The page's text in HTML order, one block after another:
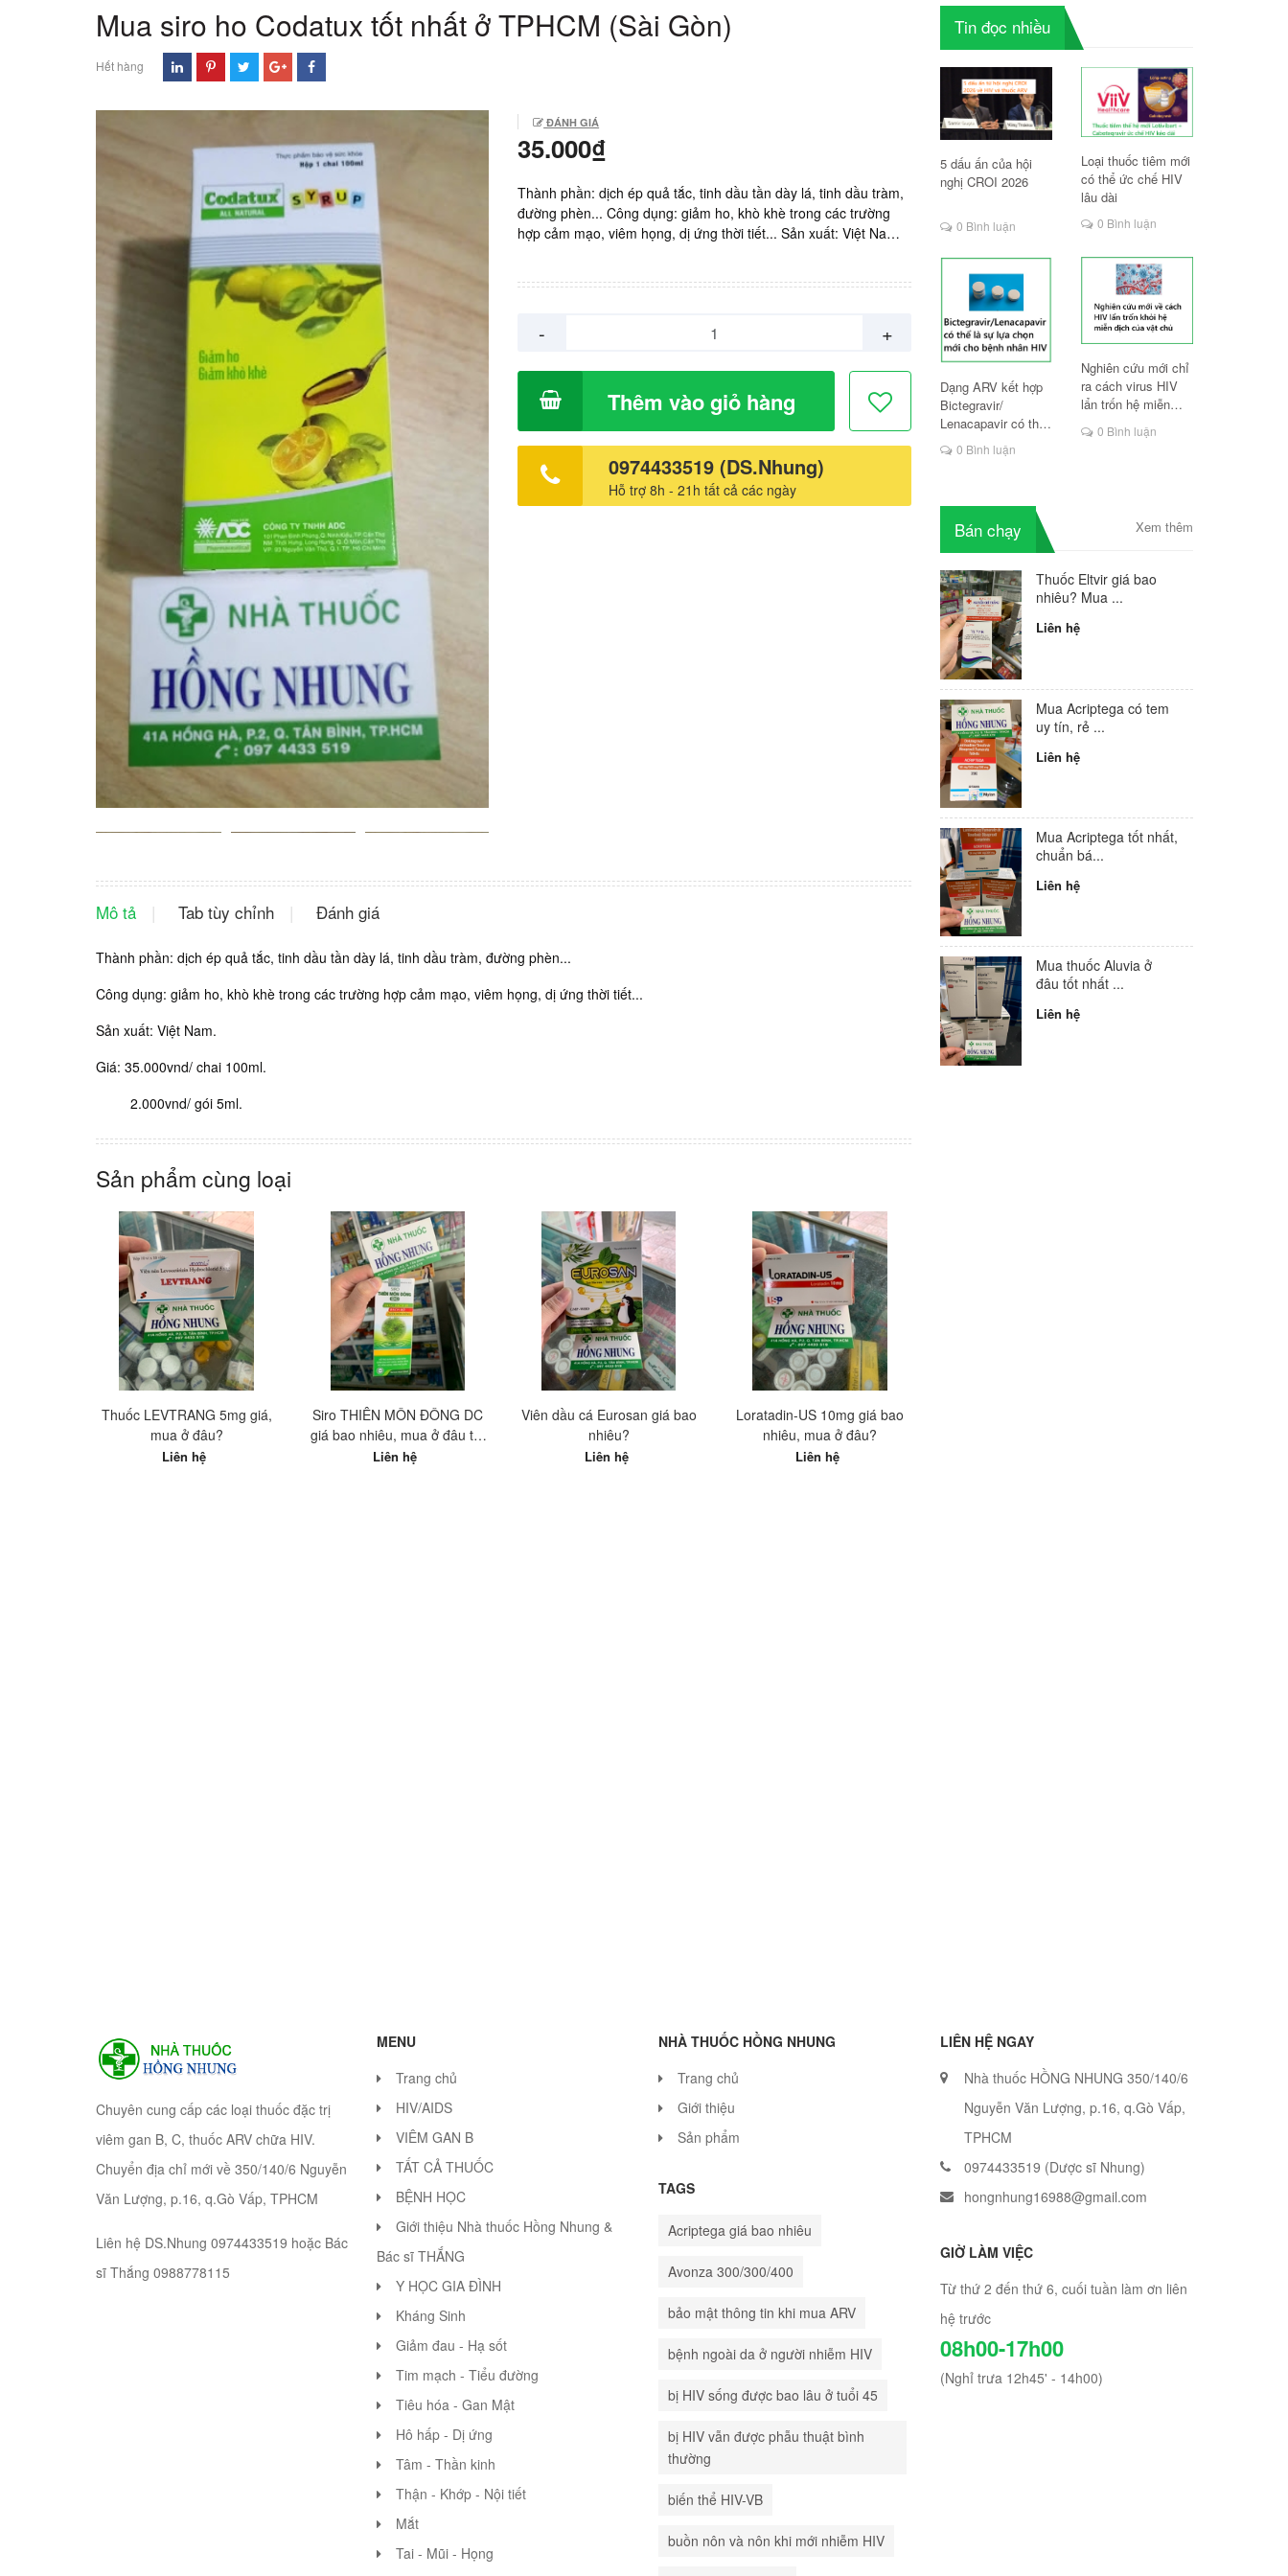
Mua siro ho Codatux tốt nhất ở TPHCM (Sài Gòn)
Hết hàng
ĐÁNH GIÁ
35.000₫
Thành phần: dịch ép quả tắc, tinh dầu tần dày lá, tinh dầu tràm,
đường phèn... Công dụng: giảm ho, khò khè trong các trường
hợp cảm mạo, viêm họng, dị ứng thời tiết... Sản xuất: Việt Nam.
- +
Thêm vào giỏ hàng
0974433519 (DS.Nhung)
Hỗ trợ 8h - 21h tất cả các ngày
Mô tả Tab tùy chỉnh Đánh giá
Thành phần: dịch ép quả tắc, tinh dầu tần dày lá, tinh dầu tràm, đường phèn...
Công dụng: giảm ho, khò khè trong các trường hợp cảm mạo, viêm họng, dị ứng thời tiết...
Sản xuất: Việt Nam.
Giá: 35.000vnd/ chai 100ml.
2.000vnd/ gói 5ml.
Sản phẩm cùng loại
Thuốc LEVTRANG 5mg giá,
mua ở đâu?
Liên hệ
Siro THIÊN MÔN ĐÔNG DC
giá bao nhiêu, mua ở đâu tốt
nhất?
Liên hệ
Viên dầu cá Eurosan giá bao
nhiêu?
Liên hệ
Loratadin-US 10mg giá bao
nhiêu, mua ở đâu?
Liên hệ
Tin đọc nhiều
5 dấu ấn của hội
nghị CROI 2026
0 Bình luận
Loại thuốc tiêm mới
có thể ức chế HIV
lâu dài
0 Bình luận
Dạng ARV kết hợp
Bictegravir/
Lenacapavir có thể
là lựa chọn mới cho
người HIV
0 Bình luận
Nghiên cứu mới chỉ
ra cách virus HIV
lẩn trốn hệ miễn
0 Bình luận
Bán chạy Xem thêm
Thuốc Eltvir giá bao
nhiêu? Mua ...
Liên hệ
Mua Acriptega có tem
uy tín, rẻ ...
Liên hệ
Mua Acriptega tốt nhất,
chuẩn bá...
Liên hệ
Mua thuốc Aluvia ở
đâu tốt nhất ...
Liên hệ
Chuyên cung cấp các loại thuốc đặc trị
viêm gan B, C, thuốc ARV chữa HIV.
Chuyển địa chỉ mới về 350/140/6 Nguyễn
Văn Lượng, p.16, q.Gò Vấp, TPHCM
Liên hệ DS.Nhung 0974433519 hoặc Bác
sĩ Thắng 0988778115
MENU
Trang chủ
HIV/AIDS
VIÊM GAN B
TẤT CẢ THUỐC
BỆNH HỌC
Giới thiệu Nhà thuốc Hồng Nhung &
Bác sĩ THẮNG
Y HỌC GIA ĐÌNH
Kháng Sinh
Giảm đau - Hạ sốt
Tim mạch - Tiểu đường
Tiêu hóa - Gan Mật
Hô hấp - Dị ứng
Tâm - Thần kinh
Thận - Khớp - Nội tiết
Mắt
Tai - Mũi - Họng
NHÀ THUỐC HỒNG NHUNG
Trang chủ
Giới thiệu
Sản phẩm
TAGS
Acriptega giá bao nhiêu
Avonza 300/300/400
bảo mật thông tin khi mua ARV
bệnh ngoài da ở người nhiễm HIV
bị HIV sống được bao lâu ở tuổi 45
bị HIV vẫn được phẫu thuật bình
thường
biến thể HIV-VB
buồn nôn và nôn khi mới nhiễm HIV
LIÊN HỆ NGAY
Nhà thuốc HỒNG NHUNG 350/140/6
Nguyễn Văn Lượng, p.16, q.Gò Vấp,
TPHCM
0974433519 (Dược sĩ Nhung)
hongnhung16988@gmail.com
GIỜ LÀM VIỆC
Từ thứ 2 đến thứ 6, cuối tuần làm ơn liên
hệ trước
08h00-17h00
(Nghỉ trưa 12h45' - 14h00)